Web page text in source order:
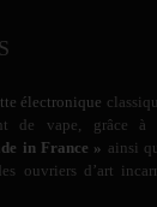
électronique
de vape, grâce à
in France » ainsi
ouvriers d’art